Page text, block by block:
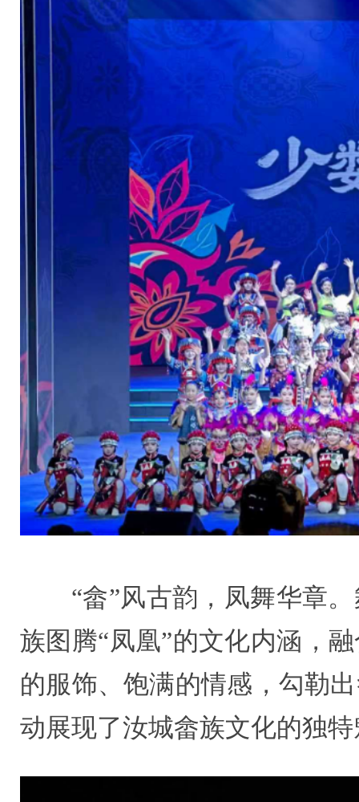
“畲”风古韵，凤舞华章
族图腾“凤凰”的文化内涵，
的服饰、饱满的情感，勾勒
动展现了汝城畲族文化的独